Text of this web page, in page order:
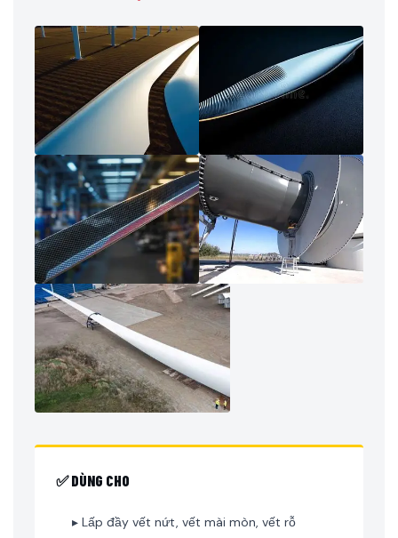
✅ DÙNG CHO
▸ Lấp đầy vết nứt, vết mài mòn, vết rỗ